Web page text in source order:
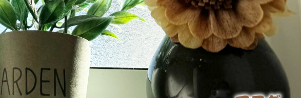
日本増毛スクール大垣校
ネイルデザイン
REVI陶肌トリートメント
爪育成
美容整体
セルフホワイトニング
ルビケイトセミナー